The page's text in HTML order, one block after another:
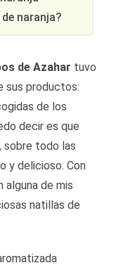
naranja?
de Azahar tuvo
sus productos:
de los
decir es que
sobre todo las
y delicioso. Con
de mis
natillas de